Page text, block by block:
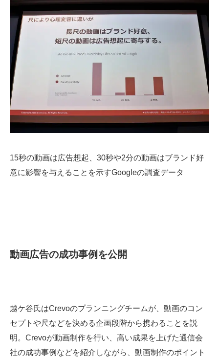
15秒の動画は広告想起、30秒や2分の動画はブランド好
意に影響を与えることを示すGoogleの調査データ
動画広告の成功事例を公開
越ケ谷氏はCrevoのプランニングチームが、動画のコン
セプトや尺などを決める企画段階から携わることを説
明。Crevoが動画制作を行い、高い成果を上げた通信会
社の成功事例などを紹介しながら、動画制作のポイント